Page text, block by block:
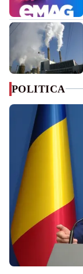
POLITICA